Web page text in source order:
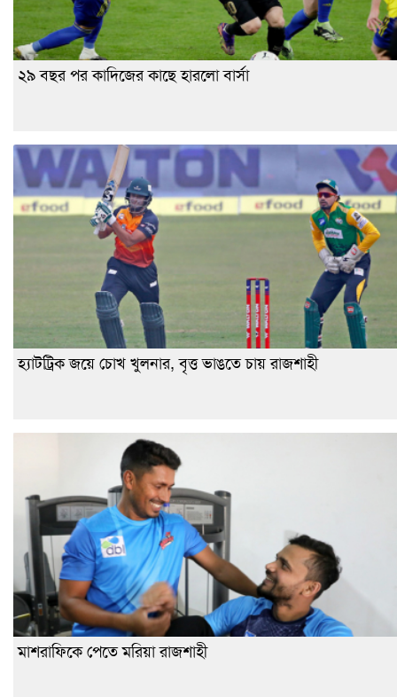
২৯ বছর পর কাদিজের কাছে হারলো বার্সা
হ্যাটট্রিক জয়ে চোখ খুলনার, বৃত্ত ভাঙতে চায় রাজশাহী
মাশরাফিকে পেতে মরিয়া রাজশাহী